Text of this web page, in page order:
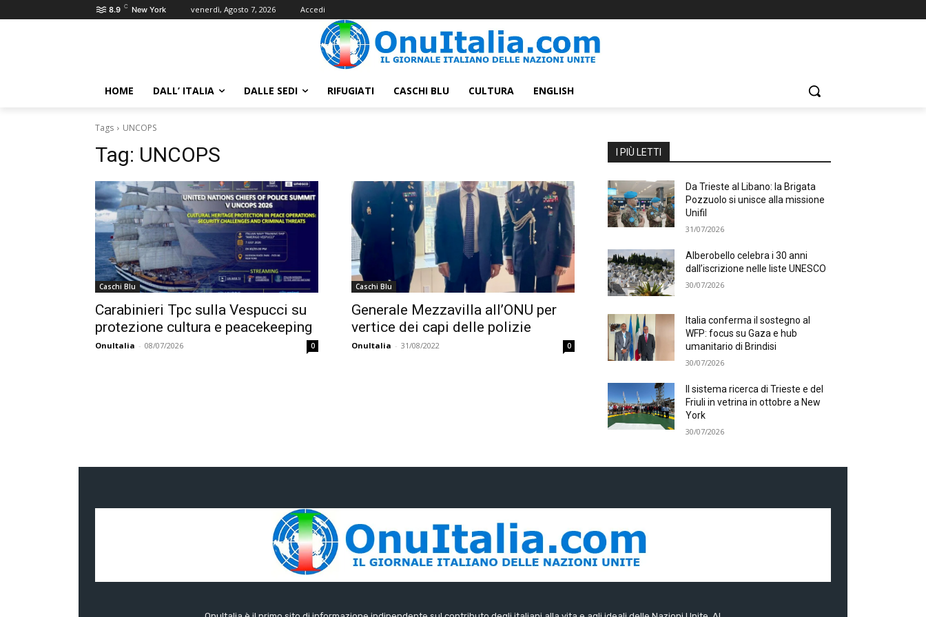
8.9 C New York venerdì, Agosto 7, 2026 Accedi
HOME DALL’ ITALIA DALLE SEDI RIFUGIATI CASCHI BLU CULTURA ENGLISH
Tags UNCOPS
Tag: UNCOPS
Caschi Blu
Carabinieri Tpc sulla Vespucci su
protezione cultura e peacekeeping
OnuItalia - 08/07/2026 0
Caschi Blu
Generale Mezzavilla all’ONU per
vertice dei capi delle polizie
OnuItalia - 31/08/2022 0
I PIÙ LETTI
Da Trieste al Libano: la Brigata
Pozzuolo si unisce alla missione
Unifil
31/07/2026
Alberobello celebra i 30 anni
dall’iscrizione nelle liste UNESCO
30/07/2026
Italia conferma il sostegno al
WFP: focus su Gaza e hub
umanitario di Brindisi
30/07/2026
Il sistema ricerca di Trieste e del
Friuli in vetrina in ottobre a New
York
30/07/2026